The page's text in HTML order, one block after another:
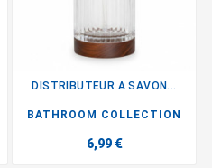
DISTRIBUTEUR A SAVON...
BATHROOM COLLECTION
6,99 €